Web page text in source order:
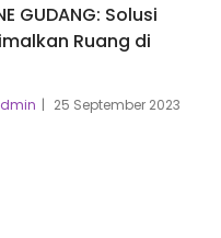
GUDANG: Solusi
Ruang di
25 September 2023